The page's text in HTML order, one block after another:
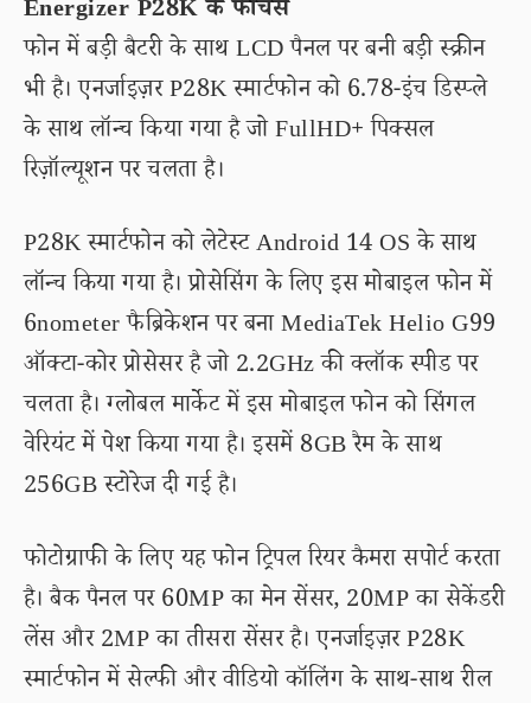
Energizer P28K के फीचर्स
फोन में बड़ी बैटरी के साथ LCD पैनल पर बनी बड़ी स्क्रीन
भी है। एनर्जाइज़र P28K स्मार्टफोन को 6.78-इंच डिस्प्ले
के साथ लॉन्च किया गया है जो FullHD+ पिक्सल
रिज़ॉल्यूशन पर चलता है।
P28K स्मार्टफोन को लेटेस्ट Android 14 OS के साथ
लॉन्च किया गया है। प्रोसेसिंग के लिए इस मोबाइल फोन में
6nometer फैब्रिकेशन पर बना MediaTek Helio G99
ऑक्टा-कोर प्रोसेसर है जो 2.2GHz की क्लॉक स्पीड पर
चलता है। ग्लोबल मार्केट में इस मोबाइल फोन को सिंगल
वेरियंट में पेश किया गया है। इसमें 8GB रैम के साथ
256GB स्टोरेज दी गई है।
फोटोग्राफी के लिए यह फोन ट्रिपल रियर कैमरा सपोर्ट करता
है। बैक पैनल पर 60MP का मेन सेंसर, 20MP का सेकेंडरी
लेंस और 2MP का तीसरा सेंसर है। एनर्जाइज़र P28K
स्मार्टफोन में सेल्फी और वीडियो कॉलिंग के साथ-साथ रील